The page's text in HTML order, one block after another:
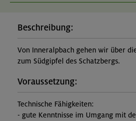
Beschreibung:
Von Inneralpbach gehen wir über
zum Südgipfel des Schatzbergs.
Voraussetzung:
Technische Fähigkeiten:
- gute Kenntnisse im Umgang mit